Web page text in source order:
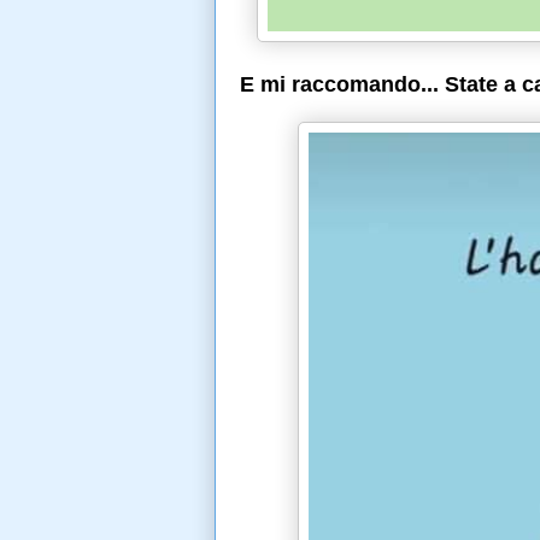
E mi raccomando... State a